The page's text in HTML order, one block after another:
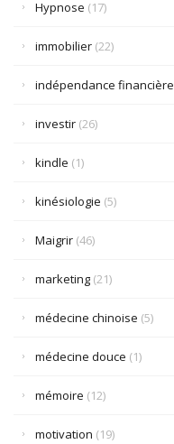
Hypnose (17)
immobilier (22)
indépendance financière
investir (26)
kindle (1)
kinésiologie (5)
Maigrir (46)
marketing (21)
médecine chinoise (5)
médecine douce (1)
mémoire (12)
motivation (19)